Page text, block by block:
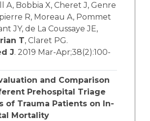
A, Bobbia X, Cheret J, Genre
R, Moreau A, Pommet
JY, de La Coussaye JE,
T, Claret PG.
J. 2019 Mar-Apr;38(2):100-
and Comparison
Prehospital Triage
of Trauma Patients on In-
Mortality